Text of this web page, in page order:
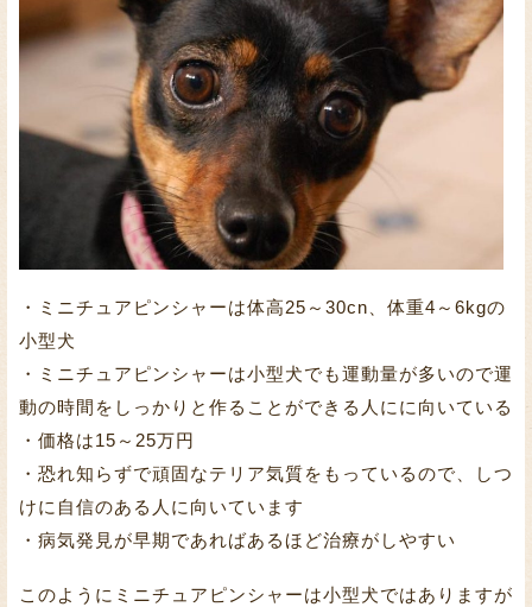
・ミニチュアピンシャーは体高25～30cn、体重4～6kgの
小型犬
・ミニチュアピンシャーは小型犬でも運動量が多いので運
動の時間をしっかりと作ることができる人にに向いている
・価格は15～25万円
・恐れ知らずで頑固なテリア気質をもっているので、しつ
けに自信のある人に向いています
・病気発見が早期であればあるほど治療がしやすい
このようにミニチュアピンシャーは小型犬ではありますが